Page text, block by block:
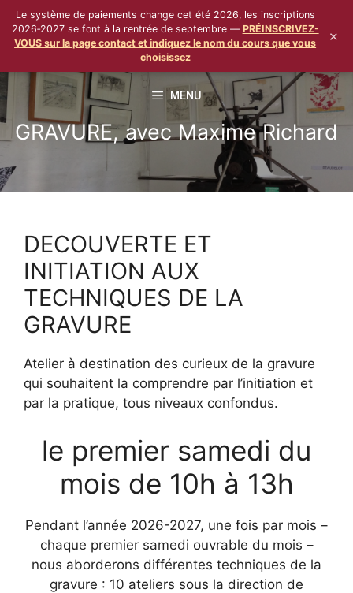
Aller
au
contenu
MENU
GRAVURE, avec Maxime Richard
DECOUVERTE ET
INITIATION AUX
TECHNIQUES DE LA
GRAVURE
Atelier à destination des curieux de la gravure
qui souhaitent la comprendre par l’initiation et
par la pratique, tous niveaux confondus.
le premier samedi du
mois de 10h à 13h
Pendant l’année 2026-2027, une fois par mois –
chaque premier samedi ouvrable du mois –
nous aborderons différentes techniques de la
gravure : 10 ateliers sous la direction de
×
Le système de paiements change cet été 2026, les inscriptions
2026‑2027 se font à la rentrée de septembre — PRÉINSCRIVEZ-
VOUS sur la page contact et indiquez le nom du cours que vous
choisissez